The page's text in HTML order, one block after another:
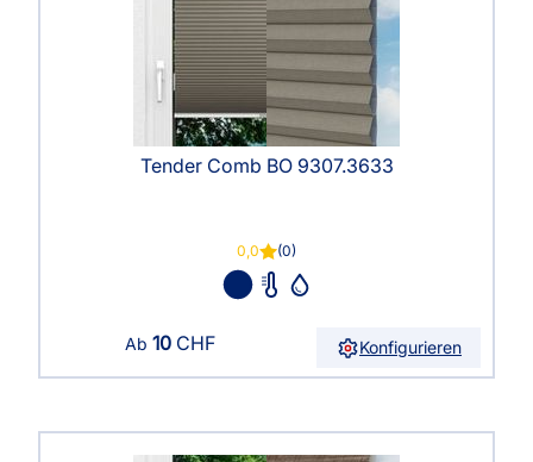
Tender Comb BO 9307.3633
0,0 (0)
Ab 10 CHF Konfigurieren